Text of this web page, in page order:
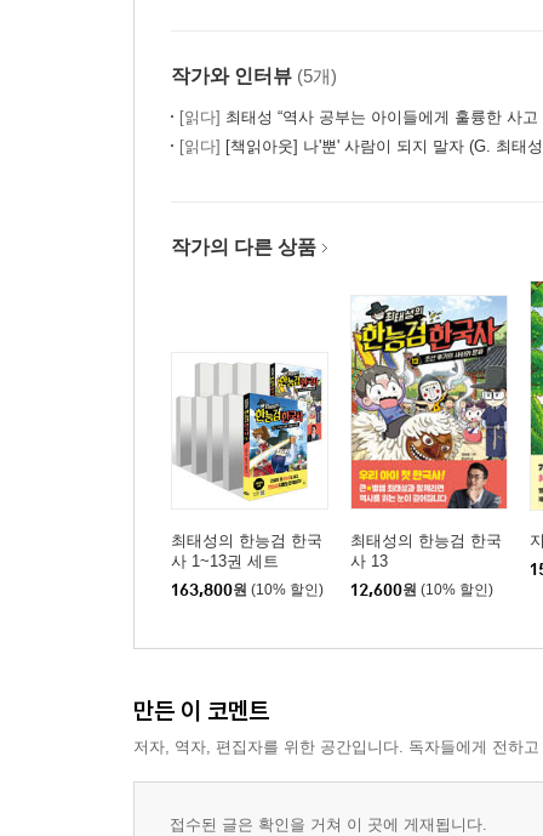
작가와 인터뷰 (5개)
[읽다] 최태성 “역사 공부는 아이들에게 훌륭한 사고 훈
[읽다] [책읽아웃] 나'뿐' 사람이 되지 말자 (G. 최태
작가의 다른 상품
최태성의 한능검 한국
사 1~13권 세트
163,800원 (10% 할인)
최태성의 한능검 한국
사 13
12,600원 (10% 할인)
만든 이 코멘트
저자, 역자, 편집자를 위한 공간입니다. 독자들에게 전하
접수된 글은 확인을 거쳐 이 곳에 게재됩니다.